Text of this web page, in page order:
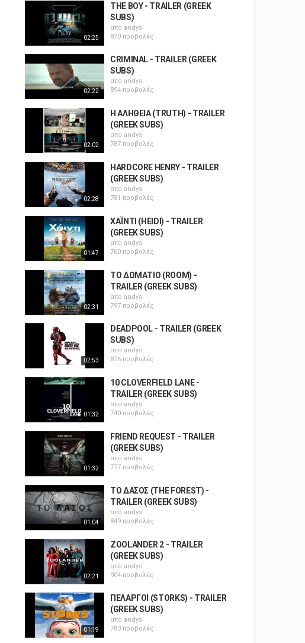
02:25
THE BOY - TRAILER (GREEK
SUBS)
από andys
870 προβολές
02:22
CRIMINAL - TRAILER (GREEK
SUBS)
από andys
894 προβολές
02:02
Η ΑΛΗΘΕΙΑ (TRUTH) - TRAILER
(GREEK SUBS)
από andys
787 προβολές
02:28
HARDCORE HENRY - TRAILER
(GREEK SUBS)
από andys
781 προβολές
01:47
ΧΑΪΝΤΙ (HEIDI) - TRAILER
(GREEK SUBS)
από andys
760 προβολές
02:31
ΤΟ ΔΩΜΑΤΙΟ (ROOM) -
TRAILER (GREEK SUBS)
από andys
797 προβολές
02:53
DEADPOOL - TRAILER (GREEK
SUBS)
από andys
876 προβολές
01:32
10 CLOVERFIELD LΑNΕ -
TRAILER (GREEK SUBS)
από andys
740 προβολές
01:32
FRIEND REQUEST - TRAILER
(GREEK SUBS)
από andys
777 προβολές
01:04
ΤΟ ΔΑΣΟΣ (THE FOREST) -
TRAILER (GREEK SUBS)
από andys
849 προβολές
02:21
ZOOLANDER 2 - TRAILER
(GREEK SUBS)
από andys
904 προβολές
01:19
ΠΕΛΑΡΓΟΙ (STORKS) - TRAILER
(GREEK SUBS)
από andys
783 προβολές